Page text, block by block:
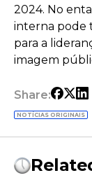
2024. No
interna pode
para a
imagem
Share:
NOTÍCIAS ORIGINAIS